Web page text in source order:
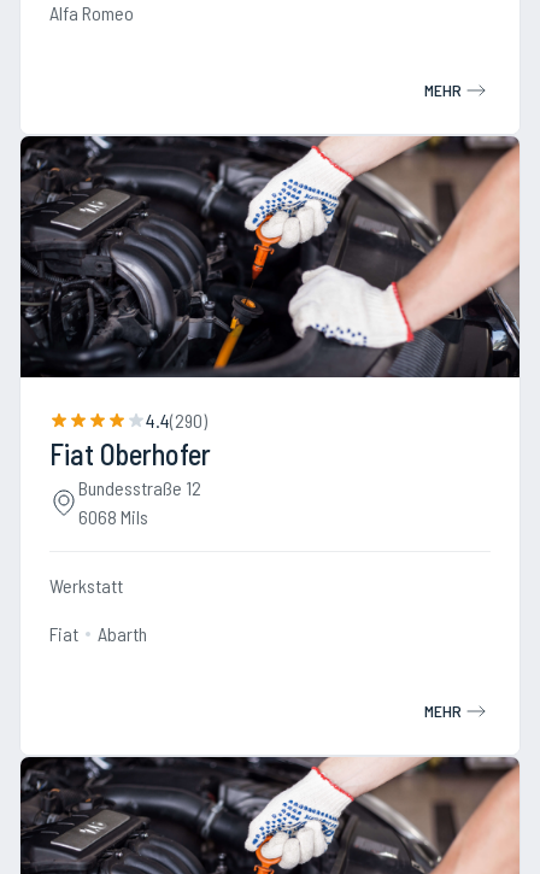
Alfa Romeo
MEHR
4.4(290)
Fiat Oberhofer
Bundesstraße 12
6068 Mils
Werkstatt
Fiat Abarth
MEHR